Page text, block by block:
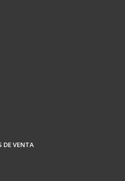
DE VENTA